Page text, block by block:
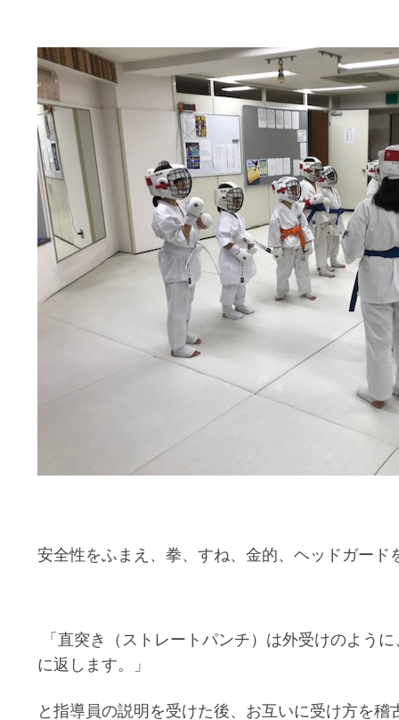
安全性をふまえ、拳、すね、金的、ヘッドガード
「直突き（ストレートパンチ）は外受けのよう
に返します。」
と指導員の説明を受けた後、お互いに受け方を稽